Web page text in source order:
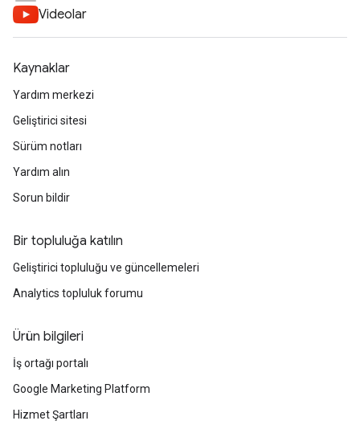
Videolar
Kaynaklar
Yardım merkezi
Geliştirici sitesi
Sürüm notları
Yardım alın
Sorun bildir
Bir topluluğa katılın
Geliştirici topluluğu ve güncellemeleri
Analytics topluluk forumu
Ürün bilgileri
İş ortağı portalı
Google Marketing Platform
Hizmet Şartları